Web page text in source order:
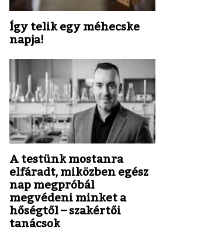
Így telik egy méhecske
napja!
A testünk mostanra
elfáradt, miközben egész
nap megpróbál
megvédeni minket a
hőségtől – szakértői
tanácsok